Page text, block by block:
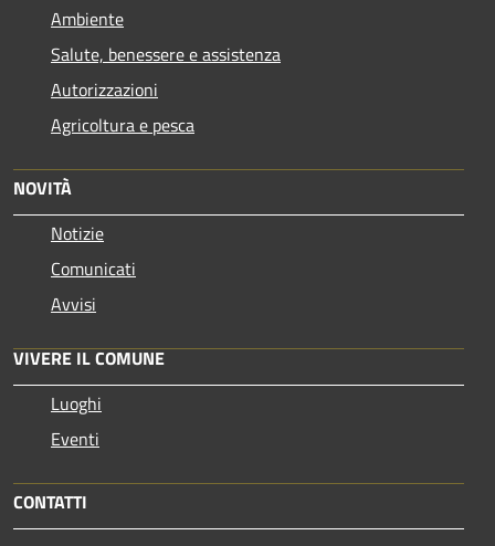
Ambiente
Salute, benessere e assistenza
Autorizzazioni
Agricoltura e pesca
NOVITÀ
Notizie
Comunicati
Avvisi
VIVERE IL COMUNE
Luoghi
Eventi
CONTATTI